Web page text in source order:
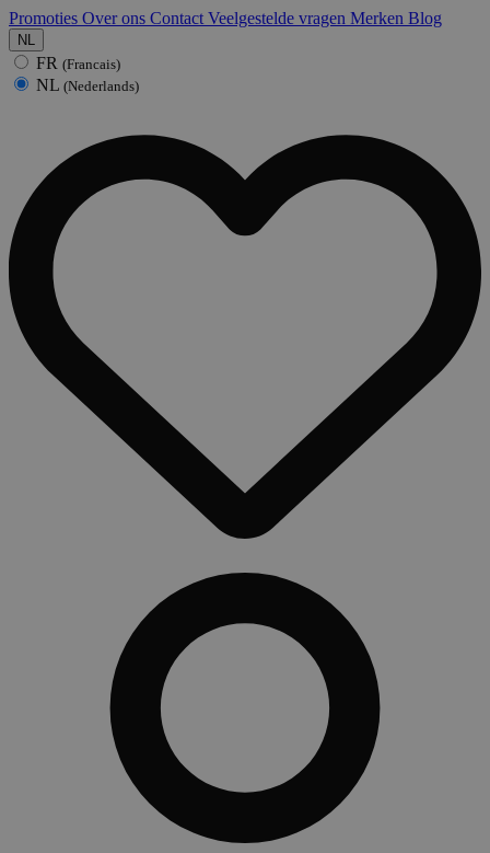
Promoties Over ons Contact Veelgestelde vragen Merken Blog
NL
FR (Francais)
NL (Nederlands)